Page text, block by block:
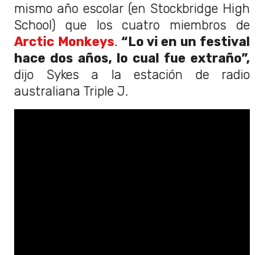
mismo año escolar (en Stockbridge High
School) que los cuatro miembros de
Arctic Monkeys. “Lo vi en un festival
hace dos años, lo cual fue extraño”,
dijo Sykes a la estación de radio
australiana Triple J.